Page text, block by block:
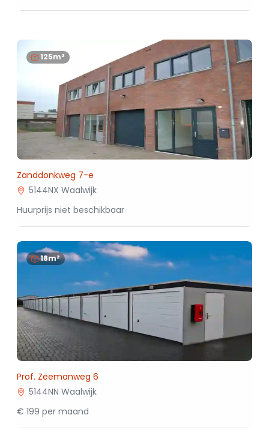
125m²
Zanddonkweg 7-e
5144NX Waalwijk
Huurprijs niet beschikbaar
18m²
Prof. Zeemanweg 6
5144NN Waalwijk
€ 199 per maand